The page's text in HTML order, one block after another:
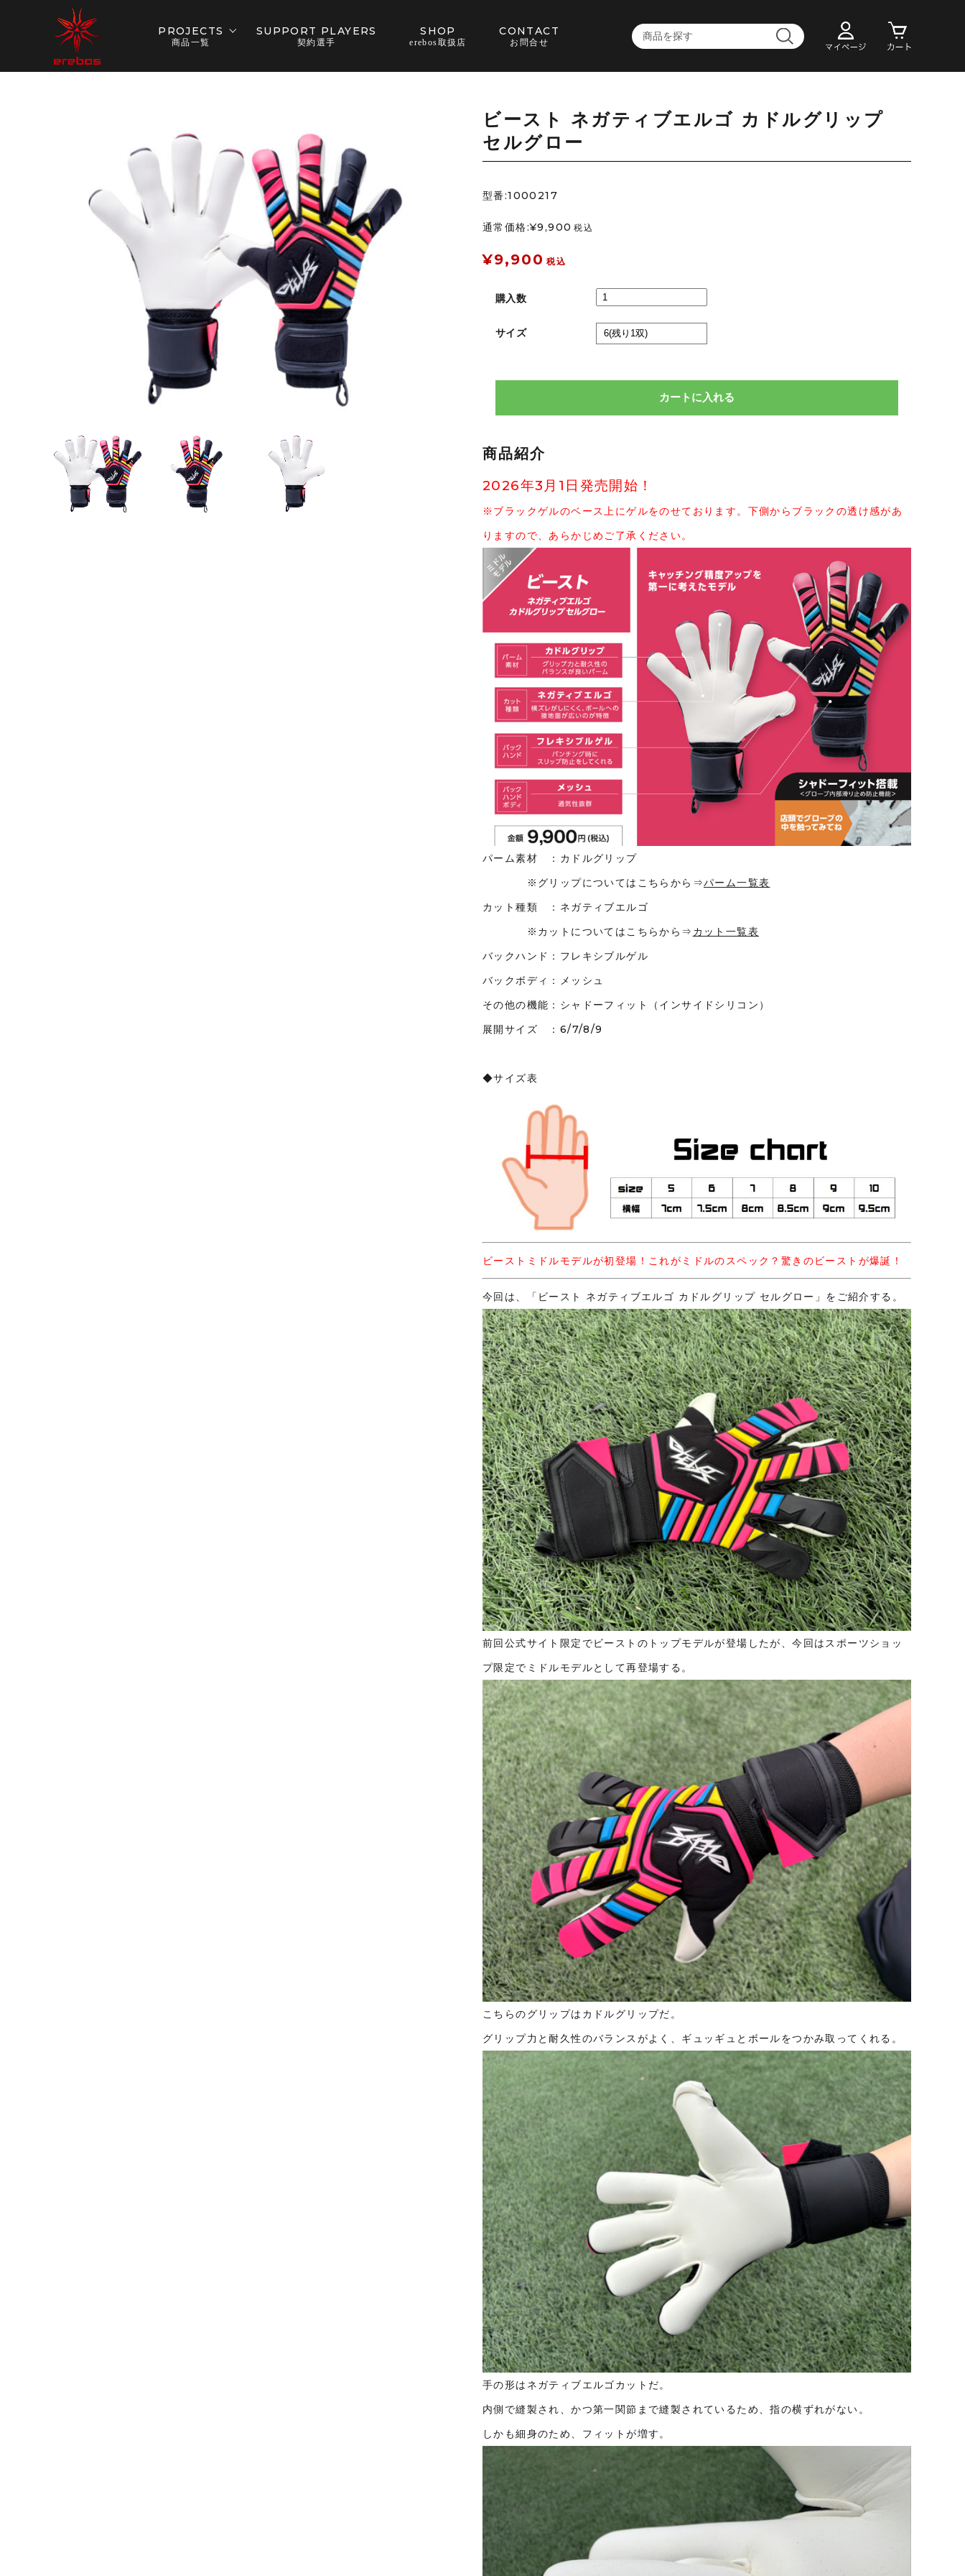
PROJECTS
商品一覧
SUPPORT PLAYERS
契約選手
SHOP
erebos取扱店
CONTACT
お問合せ
ビースト ネガティブエルゴ カドルグリップ
セルグロー
型番:1000217
通常価格:¥9,900 税込
¥9,900 税込
購入数
サイズ
商品紹介
2026年3月1日発売開始！
※ブラックゲルのベース上にゲルをのせております。下側からブラックの透け感があ
りますので、あらかじめご了承ください。
パーム素材 ：カドルグリップ
※グリップについてはこちらから⇒パーム一覧表
カット種類 ：ネガティブエルゴ
※カットについてはこちらから⇒ カット一覧表
バックハンド：フレキシブルゲル
バックボディ：メッシュ
その他の機能：シャドーフィット（インサイドシリコン）
展開サイズ ：6/7/8/9
◆サイズ表
ビーストミドルモデルが初登場！これがミドルのスペック？驚きのビーストが爆誕！
今回は、「ビースト ネガティブエルゴ カドルグリップ セルグロー」をご紹介する。
前回公式サイト限定でビーストのトップモデルが登場したが、今回はスポーツショッ
プ限定でミドルモデルとして再登場する。
こちらのグリップはカドルグリップだ。
グリップ力と耐久性のバランスがよく、ギュッギュとボールをつかみ取ってくれる。
手の形はネガティブエルゴカットだ。
内側で縫製され、かつ第一関節まで縫製されているため、指の横ずれがない。
しかも細身のため、フィットが増す。